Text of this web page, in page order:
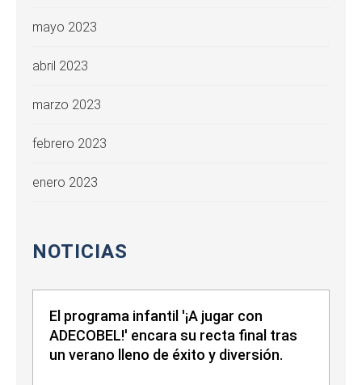
mayo 2023
abril 2023
marzo 2023
febrero 2023
enero 2023
NOTICIAS
El programa infantil '¡A jugar con
ADECOBEL!' encara su recta final tras
un verano lleno de éxito y diversión.